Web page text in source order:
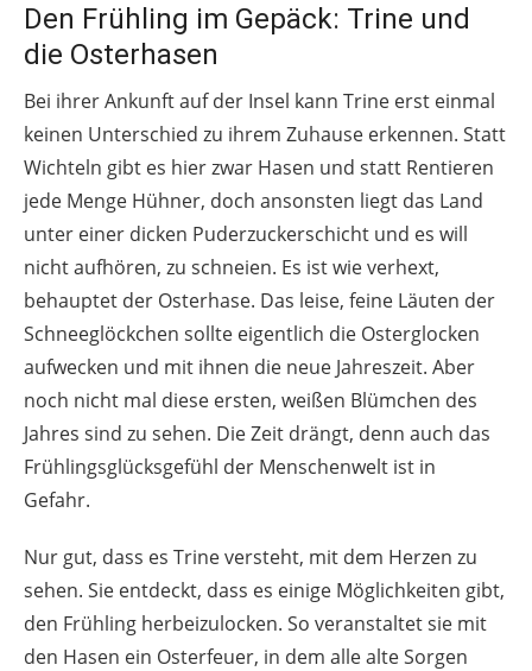
Den Frühling im Gepäck: Trine und
die Osterhasen
Bei ihrer Ankunft auf der Insel kann Trine erst einmal
keinen Unterschied zu ihrem Zuhause erkennen. Statt
Wichteln gibt es hier zwar Hasen und statt Rentieren
jede Menge Hühner, doch ansonsten liegt das Land
unter einer dicken Puderzuckerschicht und es will
nicht aufhören, zu schneien. Es ist wie verhext,
behauptet der Osterhase. Das leise, feine Läuten der
Schneeglöckchen sollte eigentlich die Osterglocken
aufwecken und mit ihnen die neue Jahreszeit. Aber
noch nicht mal diese ersten, weißen Blümchen des
Jahres sind zu sehen. Die Zeit drängt, denn auch das
Frühlingsglücksgefühl der Menschenwelt ist in
Gefahr.
Nur gut, dass es Trine versteht, mit dem Herzen zu
sehen. Sie entdeckt, dass es einige Möglichkeiten gibt,
den Frühling herbeizulocken. So veranstaltet sie mit
den Hasen ein Osterfeuer, in dem alle alte Sorgen